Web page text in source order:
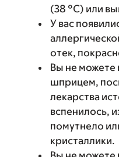
(38 °C) или
У вас
отек,
Вы не можете
шприцем,
лекарства
вспенилось,
помутнело
кристаллики.